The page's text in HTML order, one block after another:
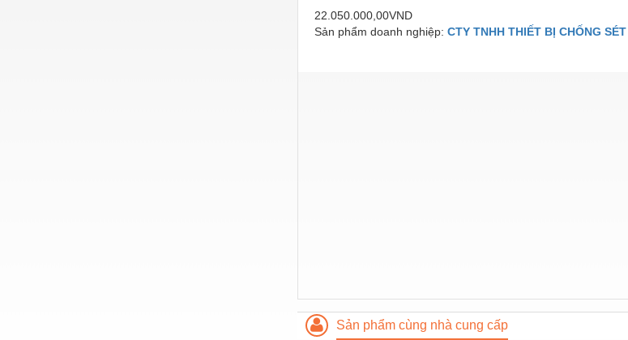
22.050.000,00VND
Sản phẩm doanh nghiệp: CTY TNHH THIẾT BỊ CHỐNG
Sản phẩm cùng nhà cung cấp